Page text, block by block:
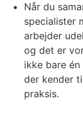
Når du
specialister
arbejder
og det er
ikke bare
der kender
praksis.